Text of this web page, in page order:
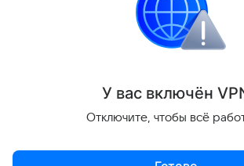
Армения
У вас включён VP
Отключите, чтобы всё